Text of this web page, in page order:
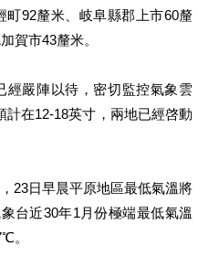
町92釐米、岐阜縣郡上市60釐
賀市43釐米。
經嚴陣以待，密切監控氣象雲
在12-18英寸，兩地已經啓動
23日早晨平原地區最低氣溫將
台近30年1月份極端最低氣溫
。